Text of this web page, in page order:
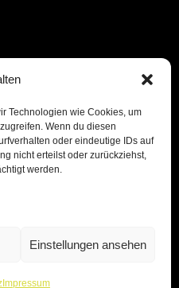
Technologien wie Cookies, um
Wenn du diesen
oder eindeutige IDs auf
nicht erteilst oder zurückziehst,
werden.
Einstellungen ansehen
Impressum